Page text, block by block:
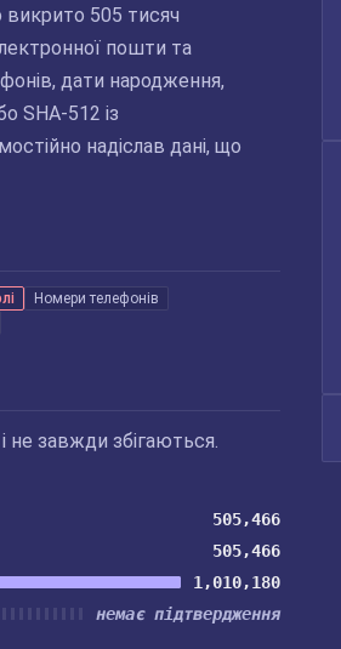
викрито 505 тисяч
пошти та
дати народження,
SHA-512 із
надіслав дані, що
Номери телефонів
не завжди збігаються.
505,466
505,466
1,010,180
немає підтвердження